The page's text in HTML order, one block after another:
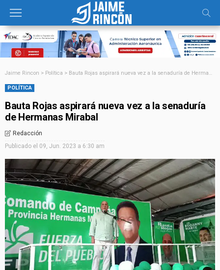
Jaime Rincon > Política > Bauta Rojas aspirará nueva vez a la senaduría de Hermanas Mirabal
POLÍTICA
Bauta Rojas aspirará nueva vez a la senaduría
de Hermanas Mirabal
Redacción
Publicado el 09, Jun. 2023 a 6:30 am